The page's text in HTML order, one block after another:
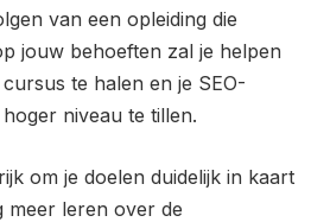
van een opleiding die
jouw behoeften zal je helpen
te halen en je SEO-
niveau te tillen.
om je doelen duidelijk in kaart
meer leren over de